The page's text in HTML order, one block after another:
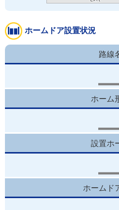
ホームドア設置状況
路線
ホーム
設置ホ
ホームド